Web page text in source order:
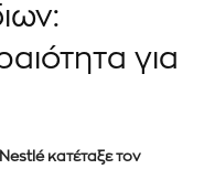
για
κατέταξε τον